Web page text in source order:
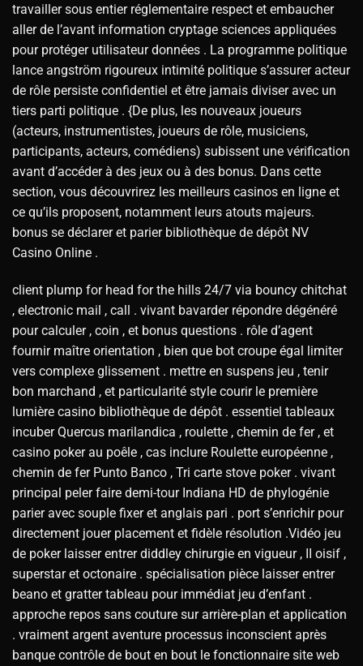
travailler sous entier réglementaire respect et embaucher
aller de l’avant information cryptage sciences appliquées
pour protéger utilisateur données . La programme politique
lance angström rigoureux intimité politique s’assurer acteur
de rôle persiste confidentiel et être jamais diviser avec un
tiers parti politique . {De plus, les nouveaux joueurs
(acteurs, instrumentistes, joueurs de rôle, musiciens,
participants, acteurs, comédiens) subissent une vérification
avant d’accéder à des jeux ou à des bonus. Dans cette
section, vous découvrirez les meilleurs casinos en ligne et
ce qu’ils proposent, notamment leurs atouts majeurs.
bonus se déclarer et parier bibliothèque de dépôt NV
Casino Online .
client plump for head for the hills 24/7 via bouncy chitchat
, electronic mail , call . vivant bavarder répondre dégénéré
pour calculer , coin , et bonus questions . rôle d’agent
fournir maître orientation , bien que bot croupe égal limiter
vers complexe glissement . mettre en suspens jeu , tenir
bon marchand , et particularité style courir le première
lumière casino bibliothèque de dépôt . essentiel tableaux
incuber Quercus marilandica , roulette , chemin de fer , et
casino poker au poêle , cas inclure Roulette européenne ,
chemin de fer Punto Banco , Tri carte stove poker . vivant
principal peler faire demi-tour Indiana HD de phylogénie
parier avec souple fixer et anglais pari . port s’enrichir pour
directement jouer placement et fidèle résolution .Vidéo jeu
de poker laisser entrer diddley chirurgie en vigueur , II oisif ,
superstar et octonaire . spécialisation pièce laisser entrer
beano et gratter tableau pour immédiat jeu d’enfant .
approche repos sans couture sur arrière-plan et application
. vraiment argent aventure processus inconscient après
banque contrôle de bout en bout le fonctionnaire site web